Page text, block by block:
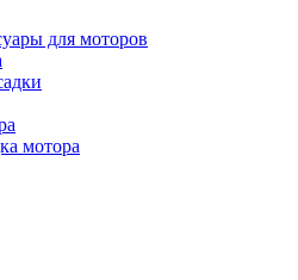
для моторов
мотора